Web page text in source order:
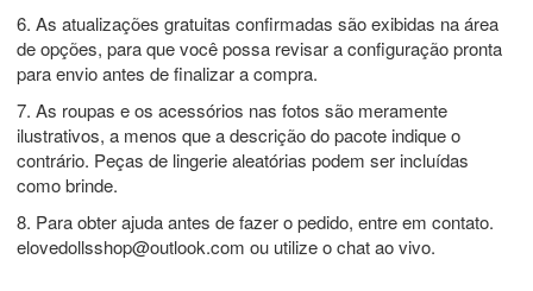
6. As atualizações gratuitas confirmadas são exibidas na área
de opções, para que você possa revisar a configuração pronta
para envio antes de finalizar a compra.
7. As roupas e os acessórios nas fotos são meramente
ilustrativos, a menos que a descrição do pacote indique o
contrário. Peças de lingerie aleatórias podem ser incluídas
como brinde.
8. Para obter ajuda antes de fazer o pedido, entre em contato.
elovedollsshop@outlook.com ou utilize o chat ao vivo.